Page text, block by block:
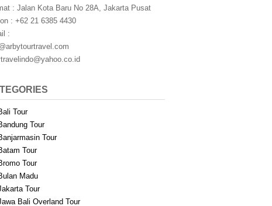
: Jalan Kota Baru No 28A, Jakarta Pusat
: +62 21 6385 4430
:
Tour
Tour
Tour
Tour
Tour
Madu
Tour
Bali Overland Tour